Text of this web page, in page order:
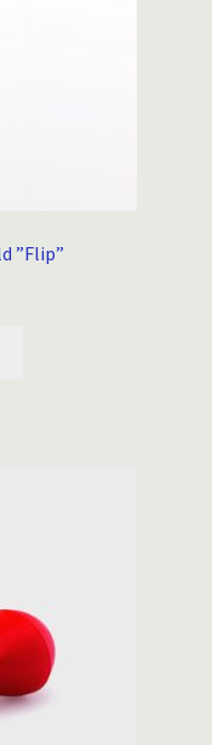
”Flip”